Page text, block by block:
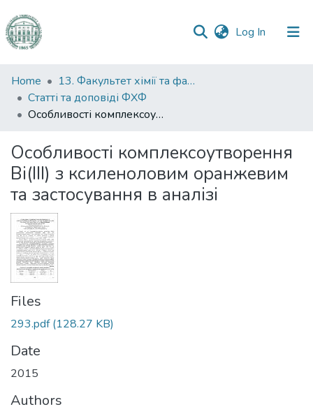
Log In (current)
Communities
&
Collections
Statistics
Home
13. Факультет хімії та фармації
Статті та доповіді ФХФ
Особливості комплексоутворення Ві(ІІІ) з ксиленоловим оранжевим та застосування в аналізі
Особливості комплексоутворення
Ві(ІІІ) з ксиленоловим оранжевим
та застосування в аналізі
Files
293.pdf(128.27 KB)
Date
2015
Authors